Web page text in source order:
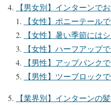
【男女別】インターンで
【女性】ポニーテール
【女性】暑い季節には
【女性】ハーフアップ
【男性】アップバンク
【男性】ツーブロック
【業界別】インターンの